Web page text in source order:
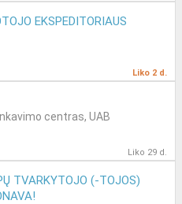
EKSPEDITORIAUS
Liko 2 d.
centras, UAB
Liko 29 d.
TVARKYTOJO (-TOJOS)